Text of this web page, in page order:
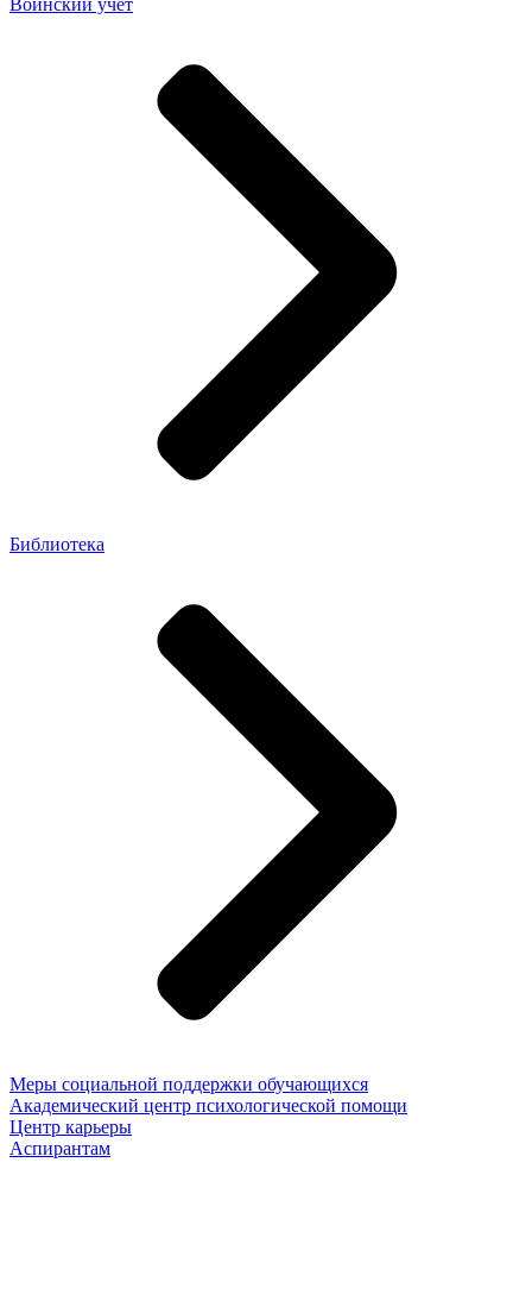
Воинский учёт
Библиотека
Меры социальной поддержки обучающихся
Академический центр психологической помощи
Центр карьеры
Аспирантам